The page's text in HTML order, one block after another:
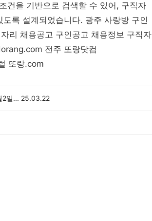
건을 기반으로 검색할 수 있어, 구직자
록 설계되었습니다. 광주 사랑방 구인
리 채용공고 구인공고 채용정보 구직자
전주 또랑닷컴
또랑.com
2일... 25.03.22